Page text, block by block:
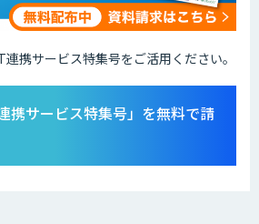
携サービス特集号をご活用ください。
携サービス特集号」を無料で請